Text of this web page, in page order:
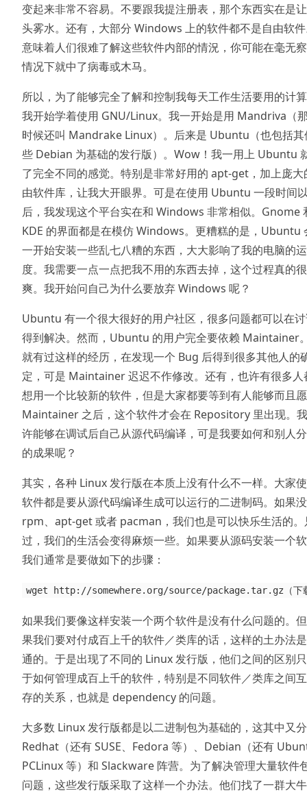
变起来非常不容易。不要跟我提注册表，那个东西实在是
头雾水。还有，大部分 Windows 上的软件都不是自由软
意味着人们很难了解这些软件内部的情況，你可能在毫无
情况下就中了病毒或木马。
所以，为了能够完全了解和控制我每天工作生活要用的计
我开始学着使用 GNU/Linux。我一开始是用 Mandriva（
时候还叫 Mandrake Linux）。后来是 Ubuntu（也包括其
些 Debian 为基础的发行版）。Wow！我一用上 Ubuntu
了完全不同的感觉。特别是非常好用的 apt-get，加上庞大
由软件库，让我大开眼界。可是在使用 Ubuntu 一段时间
后，我发现这个平台实在和 Windows 非常相似。Gnome
KDE 的界面都是在模仿 Windows。更糟糕的是，Ubuntu
一开始安装一些乱七八糟的东西，大大影响了我的电脑的
度。我需要一点一点把我不用的东西去掉，这个过程真的
爽。我开始问自己为什么要放弃 Windows 呢？
Ubuntu 有一个很大很好的用户社区，很多问题都可以在
得到解决。然而，Ubuntu 的用户完全要依赖 Maintainer
就有过这样的经历，在发现一个 Bug 后得到很多其他人的
定，可是 Maintainer 迟迟不作修改。还有，也许有很多人
想用一个比较新的软件，但是大家都要等到有人能够而且
Maintainer 之后，这个软件才会在 Repository 里出现。
许能够在调试后自己从源代码编译，可是我要如何和别人
的成果呢？
其实，各种 Linux 发行版在本质上没有什么不一样。大家
软件都是要从源代码编译生成可以运行的二进制码。如果
rpm、apt-get 或者 pacman，我们也是可以快乐生活的。
过，我们的生活会变得麻烦一些。如果要从源码安装一个
我们通常是要做如下的步骤：
wget http://somewhere.org/source/package.tar.gz（下
如果我们要像这样安装一个两个软件是没有什么问题的。
果我们要对付成百上千的软件／类库的话，这样的土办法
通的。于是出现了不同的 Linux 发行版，他们之间的区别
于如何管理成百上千的软件，特别是不同软件／类库之间
存的关系，也就是 dependency 的问题。
大多数 Linux 发行版都是以二进制包为基础的，这其中又分
Redhat（还有 SUSE、Fedora 等）、Debian（还有
PCLinux 等）和 Slackware 阵营。为了解决管理大量软件
问题，这些发行版采取了这样一个办法。他们找了一群大